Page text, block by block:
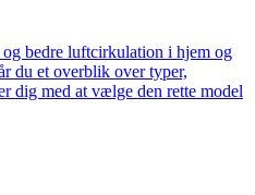
bedre luftcirkulation i hjem og
du et overblik over typer,
dig med at vælge den rette model